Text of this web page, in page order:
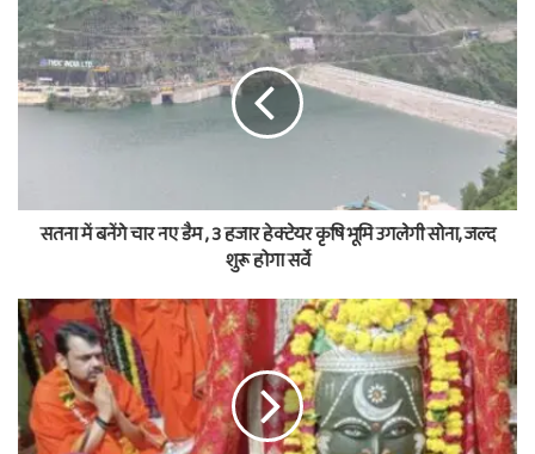
सतना में बनेंगे चार नए डैम , 3 हजार हेक्टेयर कृषि भूमि उगलेगी सोना, जल्द
शुरू होगा सर्वे